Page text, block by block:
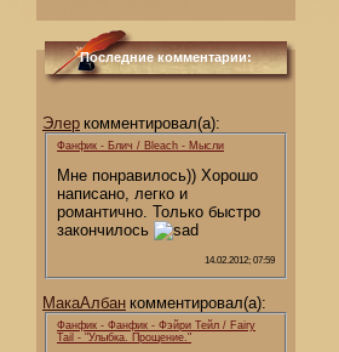
Последние комментарии:
Элер комментировал(а):
Фанфик - Блич / Bleach - Мысли
Мне понравилось)) Хорошо
написано, легко и
романтично. Только быстро
закончилось
14.02.2012; 07:59
МакаАлбан комментировал(а):
Фанфик - Фанфик - Фэйри Тейл / Fairy
Tail - "Улыбка. Прощение."